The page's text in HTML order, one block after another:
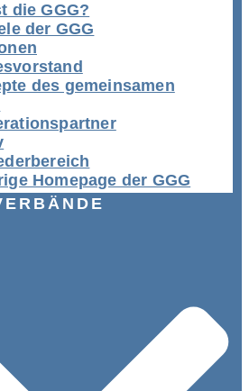
die GGG?
der GGG
des gemeinsamen
Homepage der GGG